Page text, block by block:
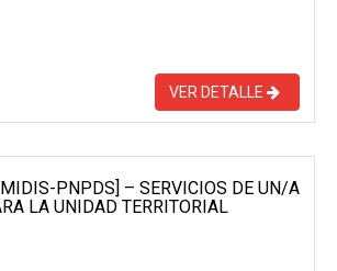
VER DETALLE
PNPDS] – SERVICIOS DE UN/A
LA UNIDAD TERRITORIAL